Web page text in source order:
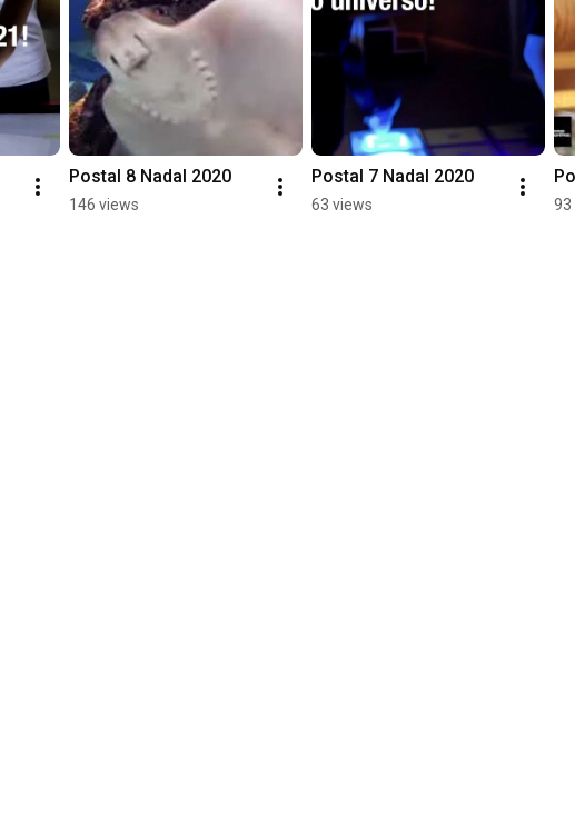
Postal 8 Nadal 2020
146 views
Postal 7 Nadal 2020
63 views 93